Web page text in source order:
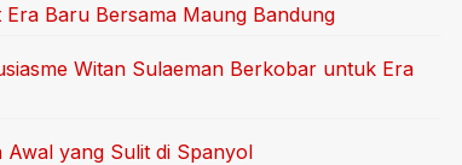
Baru Bersama Maung Bandung
Witan Sulaeman Berkobar untuk Era
Awal yang Sulit di Spanyol